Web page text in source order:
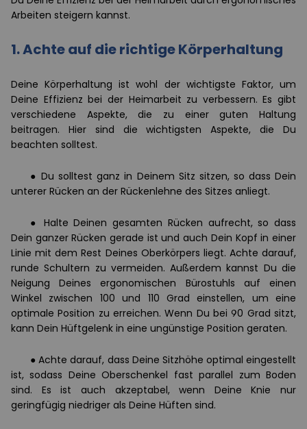
Arbeiten steigern kannst.
1.Achte auf die richtige Körperhaltung
Deine Körperhaltung ist wohl der wichtigste Faktor, um
Deine Effizienz bei der Heimarbeit zu verbessern. Es gibt
verschiedene Aspekte, die zu einer guten Haltung
beitragen. Hier sind die wichtigsten Aspekte, die Du
beachten solltest.
● Du solltest ganz in Deinem Sitz sitzen, so dass Dein
unterer Rücken an der Rückenlehne des Sitzes anliegt.
●
Halte Deinen gesamten Rücken aufrecht, so dass
Dein ganzer Rücken gerade ist und auch Dein Kopf in einer
Linie mit dem Rest Deines Oberkörpers liegt. Achte darauf,
runde Schultern zu vermeiden. Außerdem kannst Du die
Neigung Deines ergonomischen Bürostuhls auf einen
Winkel zwischen 100 und 110 Grad einstellen, um eine
optimale Position zu erreichen. Wenn Du bei 90 Grad sitzt,
kann Dein Hüftgelenk in eine ungünstige Position geraten.
● Achte darauf, dass Deine Sitzhöhe optimal eingestellt
ist,sodass Deine Oberschenkel fast parallel zum Boden
sind. Es ist auch akzeptabel, wenn Deine Knie nur
geringfügig niedriger als Deine Hüften sind.